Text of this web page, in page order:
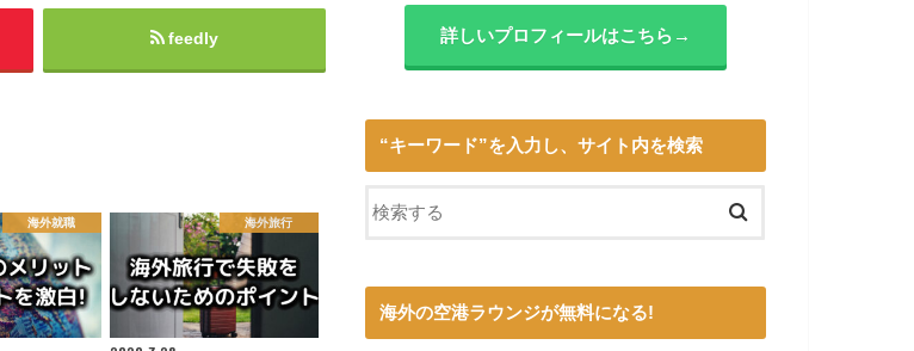
feedly
海外就職 海外旅行
詳しいプロフィールはこちら→
“キーワード”を入力し、サイト内を検索
海外の空港ラウンジが無料になる!